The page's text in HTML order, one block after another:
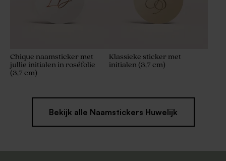
Chique naamsticker met
jullie initialen in roséfolie
(3,7 cm)
Klassieke sticker met
initialen (3,7 cm)
Bekijk alle Naamstickers Huwelijk